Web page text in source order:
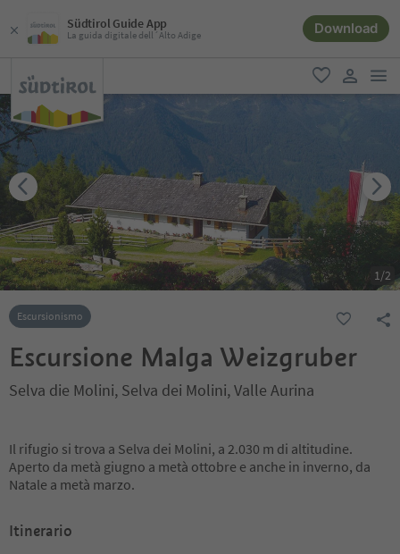
Südtirol Guide App
La guida digitale dell´Alto Adige Download
favoriti
user link
1/2
Escursionismo
Escursione Malga Weizgruber
Selva die Molini, Selva dei Molini, Valle Aurina
Il rifugio si trova a Selva dei Molini, a 2.030 m di altitudine.
Aperto da metà giugno a metà ottobre e anche in inverno, da
Natale a metà marzo.
Itinerario